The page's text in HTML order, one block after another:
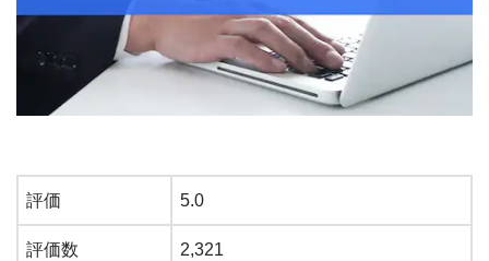
評価 5.0
評価数 2,321